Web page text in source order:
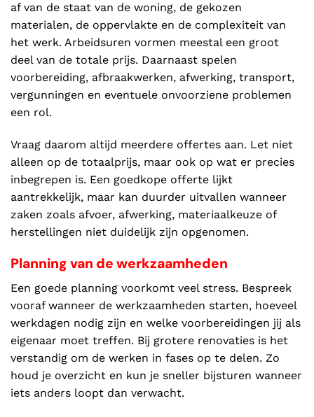
af van de staat van de woning, de gekozen
materialen, de oppervlakte en de complexiteit van
het werk. Arbeidsuren vormen meestal een groot
deel van de totale prijs. Daarnaast spelen
voorbereiding, afbraakwerken, afwerking, transport,
vergunningen en eventuele onvoorziene problemen
een rol.
Vraag daarom altijd meerdere offertes aan. Let niet
alleen op de totaalprijs, maar ook op wat er precies
inbegrepen is. Een goedkope offerte lijkt
aantrekkelijk, maar kan duurder uitvallen wanneer
zaken zoals afvoer, afwerking, materiaalkeuze of
herstellingen niet duidelijk zijn opgenomen.
Planning van de werkzaamheden
Een goede planning voorkomt veel stress. Bespreek
vooraf wanneer de werkzaamheden starten, hoeveel
werkdagen nodig zijn en welke voorbereidingen jij als
eigenaar moet treffen. Bij grotere renovaties is het
verstandig om de werken in fases op te delen. Zo
houd je overzicht en kun je sneller bijsturen wanneer
iets anders loopt dan verwacht.